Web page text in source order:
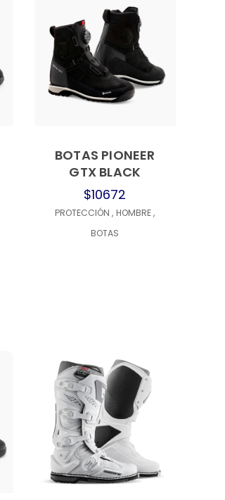
BOTAS PIONEER
GTX BLACK
$10672
PROTECCIÓN, HOMBRE,
BOTAS